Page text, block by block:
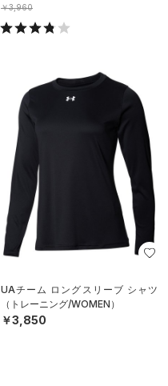
￥3,960
UAチーム ロングスリーブ シャツ
（トレーニング/WOMEN）
￥3,850